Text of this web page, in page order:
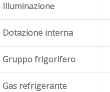
Illuminazione
Dotazione interna
Gruppo frigorifero
Gas refrigerante